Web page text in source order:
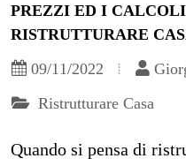
PREZZI ED I
RISTRUTTURARE
09/11/2022
Ristrutturare Casa
Quando si pensa di